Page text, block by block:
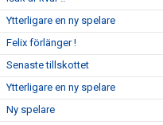
Ytterligare en ny spelare
Felix förlänger !
Senaste tillskottet
Ytterligare en ny spelare
Ny spelare